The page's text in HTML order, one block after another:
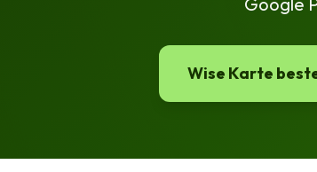
Wise Karte